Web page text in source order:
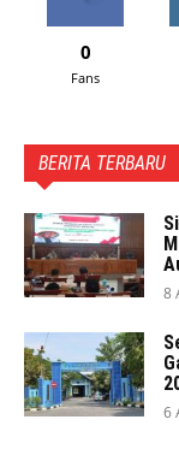
0
Fans
BERITA TERBARU
8
6